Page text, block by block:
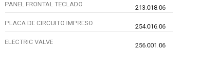
PANEL FRONTAL TECLADO 213.018.06
PLACA DE CIRCUITO IMPRESO 254.016.06
ELECTRIC VALVE 256.001.06